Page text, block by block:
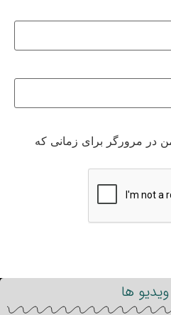
در مرورگر برای زمانی که
ها